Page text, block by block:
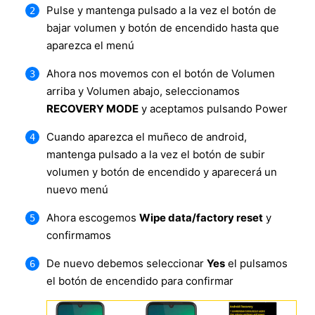
Pulse y mantenga pulsado a la vez el botón de
bajar volumen y botón de encendido hasta que
aparezca el menú
Ahora nos movemos con el botón de Volumen
arriba y Volumen abajo, seleccionamos
RECOVERY MODE y aceptamos pulsando Power
Cuando aparezca el muñeco de android,
mantenga pulsado a la vez el botón de subir
volumen y botón de encendido y aparecerá un
nuevo menú
Ahora escogemos Wipe data/factory reset y
confirmamos
De nuevo debemos seleccionar Yes el pulsamos
el botón de encendido para confirmar